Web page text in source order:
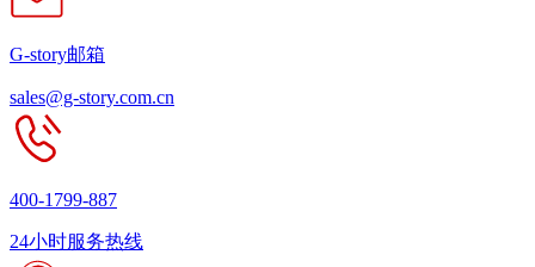
G-story邮箱
sales@g-story.com.cn
400-1799-887
24小时服务热线